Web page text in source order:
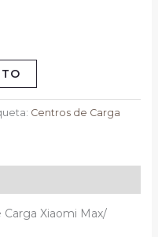
Centros de Carga
Xiaomi Max/